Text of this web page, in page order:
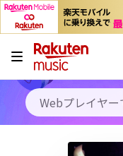
キャンペーン
料金プラン
使い方